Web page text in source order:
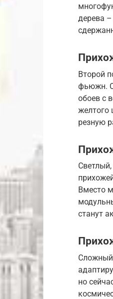
дерева
Второй
фьюжн.
обоев с
желтого
резную
Вместо
станут
Сложный
но